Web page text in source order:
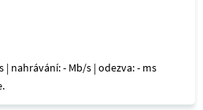
| nahrávání: - Mb/s | odezva: - ms